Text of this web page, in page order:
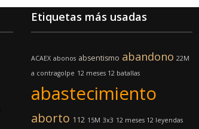
Etiquetas más usadas
ACAEX abonos absentismo abandono 22M
a contragolpe 12 meses 12 batallas
abastecimiento
aborto 112 15M 3x3 12 meses 12 leyendas